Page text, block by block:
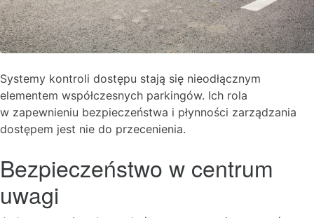
Systemy kontroli dostępu stają się nieodłącznym
elementem współczesnych parkingów. Ich rola
w zapewnieniu bezpieczeństwa i płynności zarządzania
dostępem jest nie do przecenienia.
Bezpieczeństwo w centrum
uwagi